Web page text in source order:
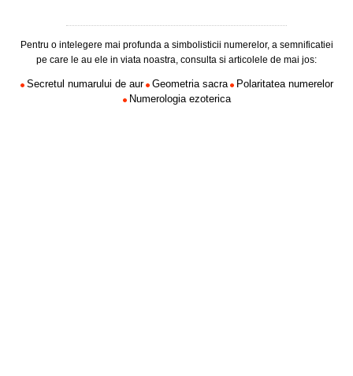
Pentru o intelegere mai profunda a simbolisticii numerelor, a semnificatiei
pe care le au ele in viata noastra, consulta si articolele de mai jos:
Secretul numarului de aur Geometria sacra
Polaritatea numerelor
Numerologia ezoterica